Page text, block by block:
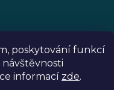
poskytování funkcí
informací zde.